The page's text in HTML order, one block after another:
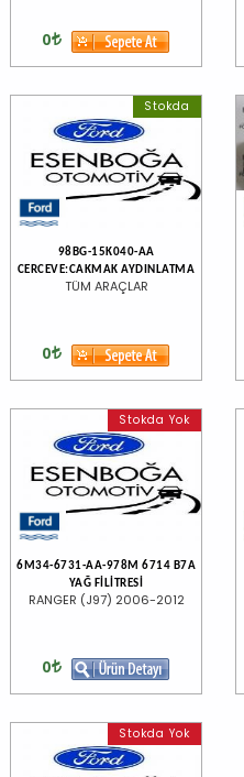
0
Stokda
98BG-15K040-AA
CERCEVE:CAKMAK AYDINLATMA
TÜM ARAÇLAR
0
Stokda Yok
6M34-6731-AA-978M 6714 B7A
YAĞ FİLİTRESİ
RANGER (J97) 2006-2012
0
Stokda Yok